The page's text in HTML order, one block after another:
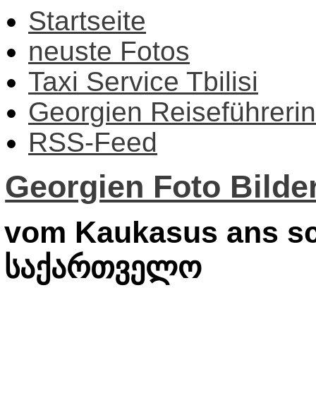
Startseite
neuste Fotos
Taxi Service Tbilisi
Georgien Reiseführerin
RSS-Feed
Georgien Foto
vom Kaukasus ans
საქართველო